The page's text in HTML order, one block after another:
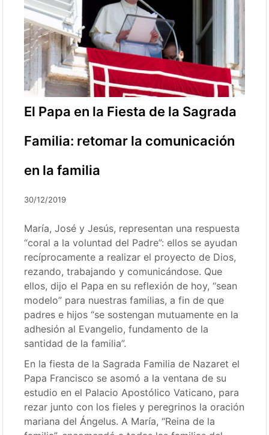
El Papa en la Fiesta de la Sagrada
Familia: retomar la comunicación
en la familia
30/12/2019
María, José y Jesús, representan una respuesta
“coral a la voluntad del Padre”: ellos se ayudan
recíprocamente a realizar el proyecto de Dios,
rezando, trabajando y comunicándose. Que
ellos, dijo el Papa en su reflexión de hoy, “sean
modelo” para nuestras familias, a fin de que
padres e hijos “se sostengan mutuamente en la
adhesión al Evangelio, fundamento de la
santidad de la familia”.
En la fiesta de la Sagrada Familia de Nazaret el
Papa Francisco se asomó a la ventana de su
estudio en el Palacio Apostólico Vaticano, para
rezar junto con los fieles y peregrinos la oración
mariana del Ángelus. A María, “Reina de la